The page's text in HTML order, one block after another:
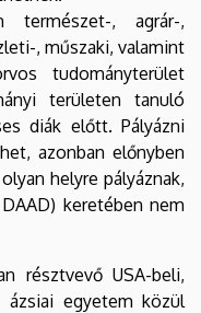
, agrár-,
, műszaki, valamint
tudományterület
területen tanuló
diák előtt. Pályázni
azonban előnyben
helyre pályáznak,
keretében nem
résztvevő USA-beli,
ázsiai egyetem közül